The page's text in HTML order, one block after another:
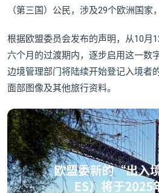
（第三国）公民，涉及29个欧洲国家
根据欧盟委员会发布的声明，从10月
六个月的过渡期内，逐步启用这一数
边境管理部门将陆续开始登记入境者
面部图像及其他旅行资料。